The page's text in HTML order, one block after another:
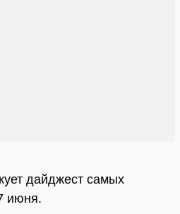
дайджест самых
июня.